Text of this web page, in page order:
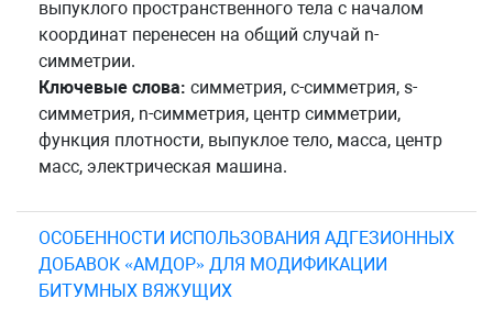
выпуклого пространственного тела с началом
координат перенесен на общий случай n-
симметрии.
Ключевые слова: симметрия, c-симметрия, s-
симметрия, n-симметрия, центр симметрии,
функция плотности, выпуклое тело, масса, центр
масс, электрическая машина.
ОСОБЕННОСТИ ИСПОЛЬЗОВАНИЯ АДГЕЗИОННЫХ
ДОБАВОК «АМДОР» ДЛЯ МОДИФИКАЦИИ
БИТУМНЫХ ВЯЖУЩИХ